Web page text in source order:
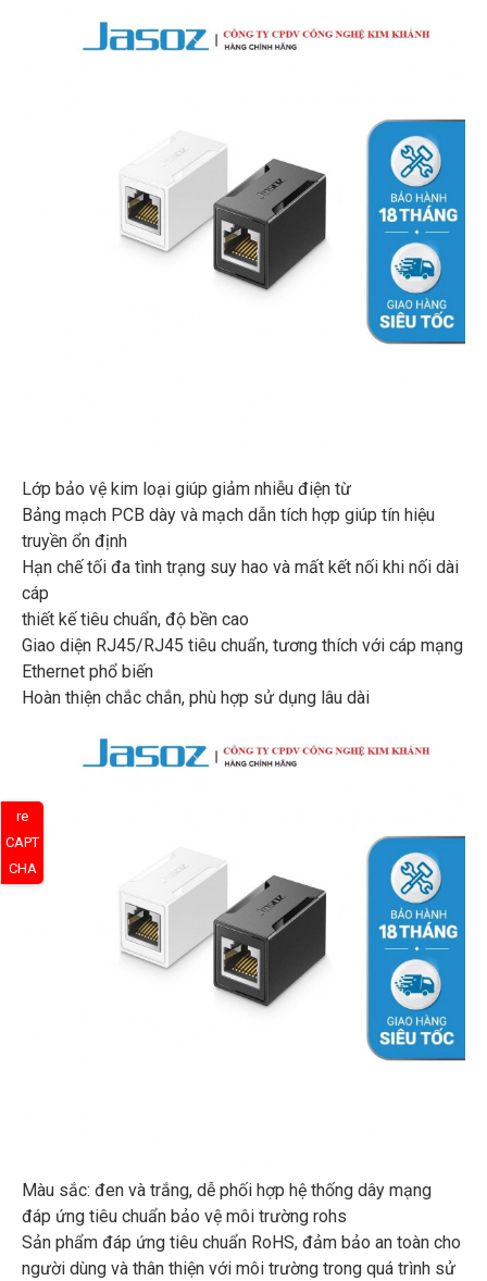
Lớp bảo vệ kim loại giúp giảm nhiễu điện từ
Bảng mạch PCB dày và mạch dẫn tích hợp giúp tín hiệu
truyền ổn định
Hạn chế tối đa tình trạng suy hao và mất kết nối khi nối dài
cáp
thiết kế tiêu chuẩn, độ bền cao
Giao diện RJ45/RJ45 tiêu chuẩn, tương thích với cáp mạng
Ethernet phổ biến
Hoàn thiện chắc chắn, phù hợp sử dụng lâu dài
Màu sắc: đen và trắng, dễ phối hợp hệ thống dây mạng
đáp ứng tiêu chuẩn bảo vệ môi trường rohs
Sản phẩm đáp ứng tiêu chuẩn RoHS, đảm bảo an toàn cho
người dùng và thân thiện với môi trường trong quá trình sử
re
CAPT
CHA